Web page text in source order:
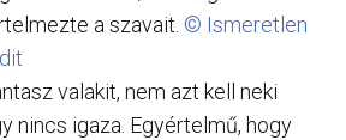
a szavait. © Ismeretlen
valakit, nem azt kell neki
nincs igaza. Egyértelmű, hogy